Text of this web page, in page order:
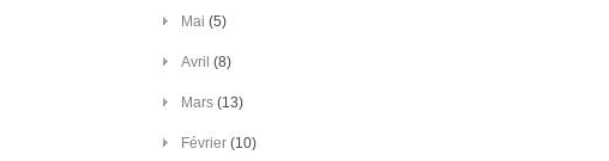
Mai (5)
Avril (8)
Mars (13)
Février (10)